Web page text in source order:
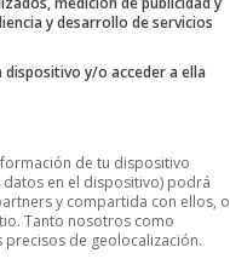
y desarrollo de servicios
y/o acceder a ella
de tu dispositivo
en el dispositivo) podrá
y compartida con ellos, o
Tanto nosotros como
de geolocalización.